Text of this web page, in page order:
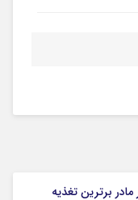
برترین تغذیه